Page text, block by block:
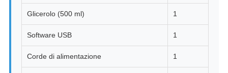
Glicerolo (500 ml) 1
Software USB 1
Corde di alimentazione 1